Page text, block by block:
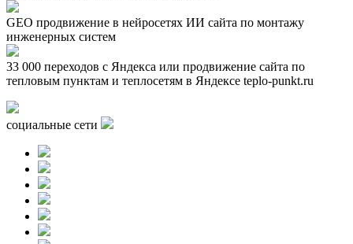
GEO продвижение в нейросетях ИИ сайта по монтажу
инженерных систем
33 000 переходов с Яндекса или продвижение сайта по
тепловым пунктам и теплосетям в Яндексе teplo-punkt.ru
социальные сети